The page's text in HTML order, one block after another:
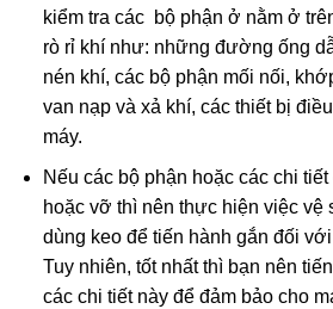
kiểm tra các bộ phận ở nằm ở
rò rỉ khí như: những đường ống
nén khí, các bộ phận mối nối,
van nạp và xả khí, các thiết bị
máy.
Nếu các bộ phận hoặc các chi
hoặc vỡ thì nên thực hiện việc vệ
dùng keo để tiến hành gắn đối
Tuy nhiên, tốt nhất thì bạn nên
các chi tiết này để đảm bảo cho